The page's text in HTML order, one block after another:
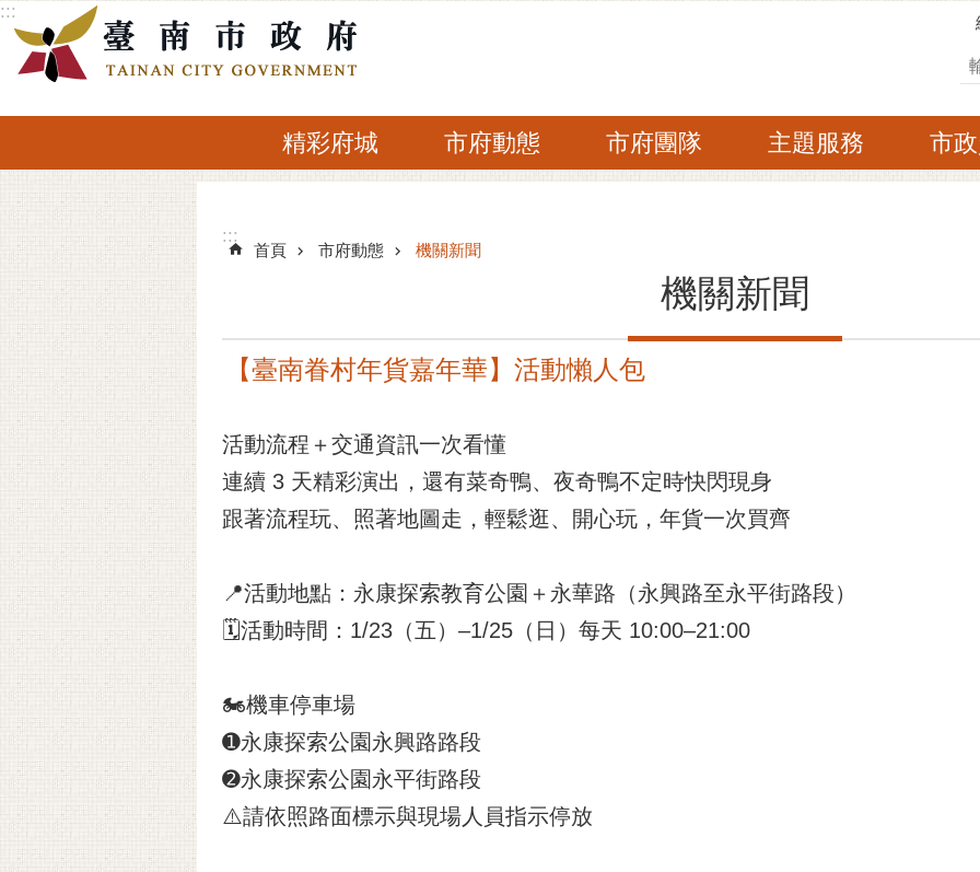
跳到主要內容區塊
:::
精彩府城 市府動態 市府團隊 主題服務 市
:::
:::
首頁 市府動態 機關新聞
機關新聞
【臺南眷村年貨嘉年華】活動懶人包
活動流程＋交通資訊一次看懂
連續 3 天精彩演出，還有菜奇鴨、夜奇鴨不定時快閃現身
跟著流程玩、照著地圖走，輕鬆逛、開心玩，年貨一次買齊
📍活動地點：永康探索教育公園＋永華路（永興路至永平街路段）
🗓️活動時間：1/23（五）–1/25（日）每天 10:00–21:00
🏍️機車停車場
➊永康探索公園永興路路段
➋永康探索公園永平街路段
⚠️請依照路面標示與現場人員指示停放